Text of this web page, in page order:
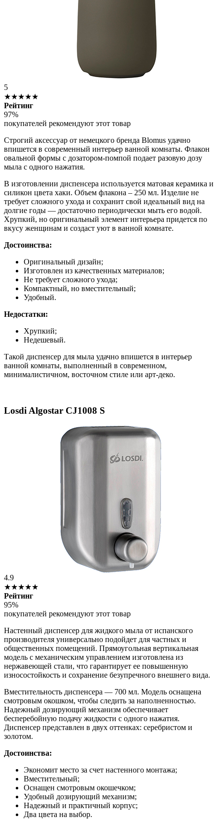
5
★★★★★
Рейтинг
97%
покупателей рекомендуют этот товар
Строгий аксессуар от немецкого бренда Blomus удачно
впишется в современный интерьер ванной комнаты. Флакон
овальной формы с дозатором-помпой подает разовую дозу
мыла с одного нажатия.
В изготовлении диспенсера используется матовая керамика и
силикон цвета хаки. Объем флакона – 250 мл. Изделие не
требует сложного ухода и сохранит свой идеальный вид на
долгие годы — достаточно периодически мыть его водой.
Хрупкий, но оригинальный элемент интерьера придется по
вкусу женщинам и создаст уют в ванной комнате.
Достоинства:
Оригинальный дизайн;
Изготовлен из качественных материалов;
Не требует сложного ухода;
Компактный, но вместительный;
Удобный.
Недостатки:
Хрупкий;
Недешевый.
Такой диспенсер для мыла удачно впишется в интерьер
ванной комнаты, выполненный в современном,
минималистичном, восточном стиле или арт-деко.
Losdi Algostar CJ1008 S
4.9
★★★★★
Рейтинг
95%
покупателей рекомендуют этот товар
Настенный диспенсер для жидкого мыла от испанского
производителя универсально подойдет для частных и
общественных помещений. Прямоугольная вертикальная
модель с механическим управлением изготовлена из
нержавеющей стали, что гарантирует ее повышенную
износостойкость и сохранение безупречного внешнего вида.
Вместительность диспенсера — 700 мл. Модель оснащена
смотровым окошком, чтобы следить за наполненностью.
Надежный дозирующий механизм обеспечивает
бесперебойную подачу жидкости с одного нажатия.
Диспенсер представлен в двух оттенках: серебристом и
золотом.
Достоинства:
Экономит место за счет настенного монтажа;
Вместительный;
Оснащен смотровым окошечком;
Удобный дозирующий механизм;
Надежный и практичный корпус;
Два цвета на выбор.